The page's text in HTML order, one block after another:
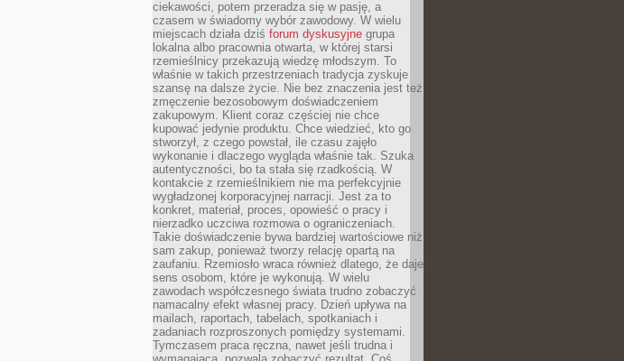
ciekawości, potem przeradza się w pasję, a
czasem w świadomy wybór zawodowy. W wielu
miejscach działa dziś forum dyskusyjne grupa
lokalna albo pracownia otwarta, w której starsi
rzemieślnicy przekazują wiedzę młodszym. To
właśnie w takich przestrzeniach tradycja zyskuje
szansę na dalsze życie. Nie bez znaczenia jest też
zmęczenie bezosobowym doświadczeniem
zakupowym. Klient coraz częściej nie chce
kupować jedynie produktu. Chce wiedzieć, kto go
stworzył, z czego powstał, ile czasu zajęło
wykonanie i dlaczego wygląda właśnie tak. Szuka
autentyczności, bo ta stała się rzadkością. W
kontakcie z rzemieślnikiem nie ma perfekcyjnie
wygładzonej korporacyjnej narracji. Jest za to
konkret, materiał, proces, opowieść o pracy i
nierzadko uczciwa rozmowa o ograniczeniach.
Takie doświadczenie bywa bardziej wartościowe niż
sam zakup, ponieważ tworzy relację opartą na
zaufaniu. Rzemiosło wraca również dlatego, że daje
sens osobom, które je wykonują. W wielu
zawodach współczesnego świata trudno zobaczyć
namacalny efekt własnej pracy. Dzień upływa na
mailach, raportach, tabelach, spotkaniach i
zadaniach rozproszonych pomiędzy systemami.
Tymczasem praca ręczna, nawet jeśli trudna i